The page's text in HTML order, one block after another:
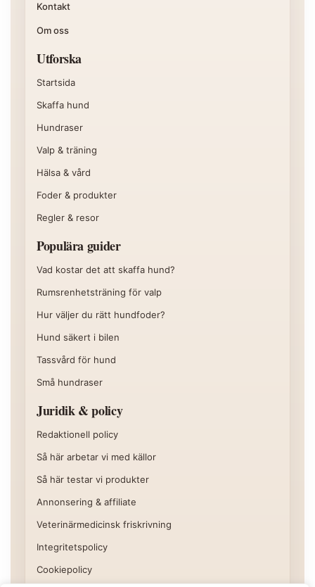
Kontakt
Om oss
Utforska
Startsida
Skaffa hund
Hundraser
Valp & träning
Hälsa & vård
Foder & produkter
Regler & resor
Populära guider
Vad kostar det att skaffa hund?
Rumsrenhetsträning för valp
Hur väljer du rätt hundfoder?
Hund säkert i bilen
Tassvård för hund
Små hundraser
Juridik & policy
Redaktionell policy
Så här arbetar vi med källor
Så här testar vi produkter
Annonsering & affiliate
Veterinärmedicinsk friskrivning
Integritetspolicy
Cookiepolicy